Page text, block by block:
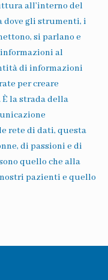
all’interno del
dove gli strumenti, i
si parlano e
al
di informazioni
per creare
la strada della
rete di dati, questa
di passioni e di
quello che alla
pazienti e quello